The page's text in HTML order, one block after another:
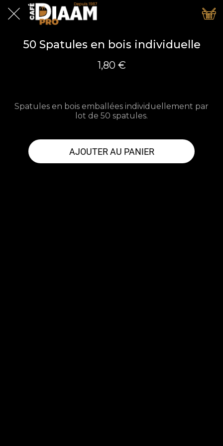
50 Spatules en bois individuelle
1,80 €
Spatules en bois emballées individuellement par
lot de 50 spatules.
AJOUTER AU PANIER